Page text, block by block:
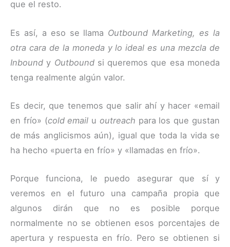
que el resto.
Es así, a eso se llama Outbound Marketing, es la
otra cara de la moneda y lo ideal es una mezcla de
Inbound y Outboundsi queremos que esa moneda
tenga realmente algún valor.
Es decir, que tenemos que salir ahí y hacer «email
en frío» (cold email u outreach para los que gustan
de más anglicismos aún), igual que toda la vida se
ha hecho «puerta en frío» y «llamadas en frío».
Porque funciona, le puedo asegurar que sí y
veremos en el futuro una campaña propia que
algunos dirán que no es posible porque
normalmente no se obtienen esos porcentajes de
apertura y respuesta en frío. Pero se obtienen si